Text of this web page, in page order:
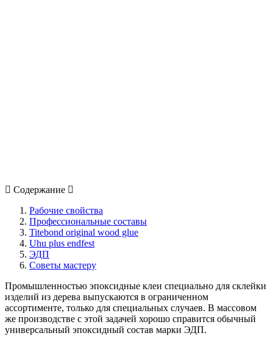
Содержание
Рабочие свойства
Профессиональные составы
Titebond original wood glue
Uhu plus endfest
ЭДП
Советы мастеру
Промышленностью эпоксидные клеи специально для склейки
изделий из дерева выпускаются в ограниченном
ассортименте, только для специальных случаев. В массовом
же производстве с этой задачей хорошо справится обычный
универсальный эпоксидный состав марки ЭДП.